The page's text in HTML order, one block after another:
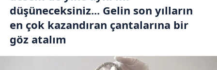
düşüneceksiniz... Gelin son yılların
en çok kazandıran çantalarına bir
göz atalım